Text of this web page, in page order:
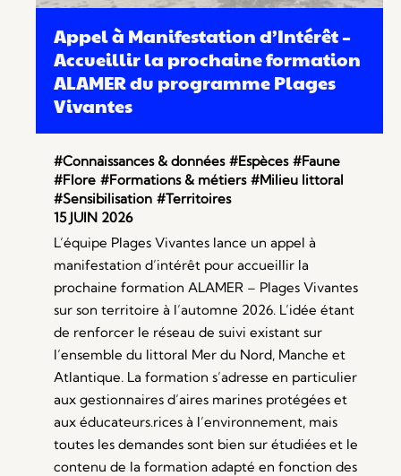
Appel à Manifestation d’Intérêt –
Accueillir la prochaine formation
ALAMER du programme Plages
Vivantes
#Connaissances & données #Espèces #Faune
#Flore #Formations & métiers #Milieu littoral
#Sensibilisation #Territoires
15 JUIN 2026
L’équipe Plages Vivantes lance un appel à
manifestation d’intérêt pour accueillir la
prochaine formation ALAMER – Plages Vivantes
sur son territoire à l’automne 2026. L’idée étant
de renforcer le réseau de suivi existant sur
l’ensemble du littoral Mer du Nord, Manche et
Atlantique. La formation s’adresse en particulier
aux gestionnaires d’aires marines protégées et
aux éducateurs.rices à l’environnement, mais
toutes les demandes sont bien sur étudiées et le
contenu de la formation adapté en fonction des